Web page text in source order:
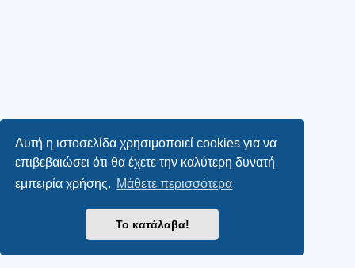
Αυτή η ιστοσελίδα χρησιμοποιεί cookies για να
επιβεβαιώσει ότι θα έχετε την καλύτερη δυνατή
εμπειρία χρήσης. Μάθετε περισσότερα
Το κατάλαβα!